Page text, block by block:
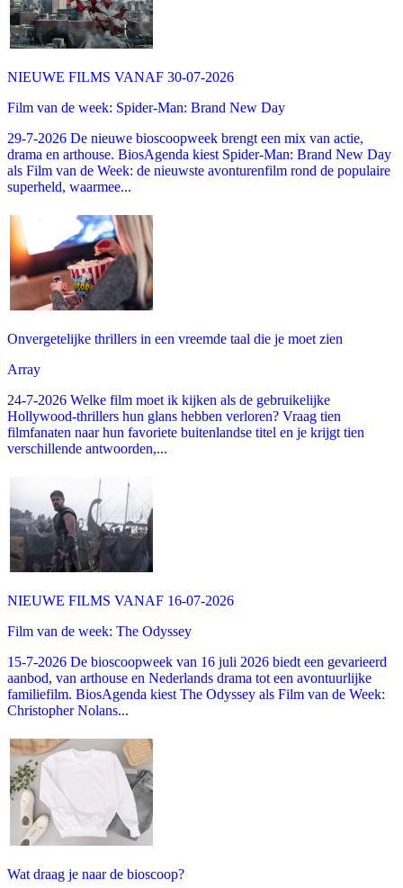
NIEUWE FILMS VANAF 30-07-2026
Film van de week: Spider-Man: Brand New Day
29-7-2026 De nieuwe bioscoopweek brengt een mix van actie,
drama en arthouse. BiosAgenda kiest Spider-Man: Brand New Day
als Film van de Week: de nieuwste avonturenfilm rond de populaire
superheld, waarmee...
Onvergetelijke thrillers in een vreemde taal die je moet zien
Array
24-7-2026 Welke film moet ik kijken als de gebruikelijke
Hollywood-thrillers hun glans hebben verloren? Vraag tien
filmfanaten naar hun favoriete buitenlandse titel en je krijgt tien
verschillende antwoorden,...
NIEUWE FILMS VANAF 16-07-2026
Film van de week: The Odyssey
15-7-2026 De bioscoopweek van 16 juli 2026 biedt een gevarieerd
aanbod, van arthouse en Nederlands drama tot een avontuurlijke
familiefilm. BiosAgenda kiest The Odyssey als Film van de Week:
Christopher Nolans...
Wat draag je naar de bioscoop?